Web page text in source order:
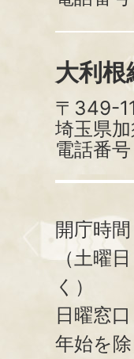
大利根
〒349-
埼玉県
電話番
開庁時間
（土曜
く）
日曜窓口
年始を除